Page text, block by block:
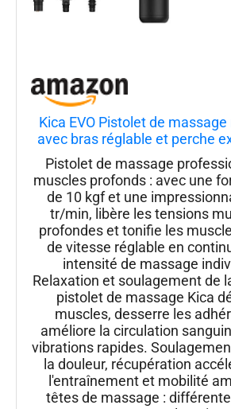
Kica EVO Pistolet de
avec bras réglable et perche
32 cm pour massage
tissus profonds du dos,
portable pour soulager la
Pistolet de massage
muscles profonds : avec une
de 10 kgf et une
tr/min, libère les tensions
profondes et tonifie les
de vitesse réglable en
intensité de massage
Relaxation et soulagement de
pistolet de massage Kica
muscles, desserre les
améliore la circulation
vibrations rapides.
la douleur, récupération
l'entraînement et mobilité
têtes de massage :